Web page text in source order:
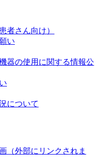
者さん向け）
い
器の使用に関する情報公
について
（外部にリンクされま